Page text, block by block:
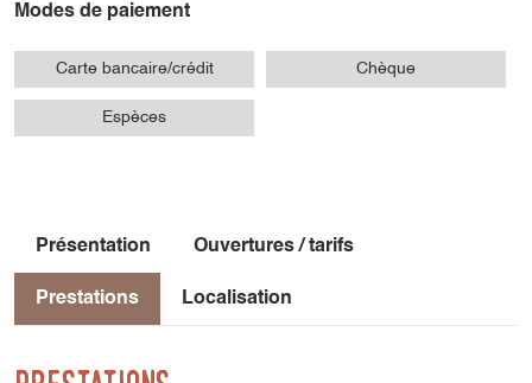
Modes de paiement
Carte bancaire/crédit Chèque
Espèces
Présentation Ouvertures / tarifs
Prestations Localisation